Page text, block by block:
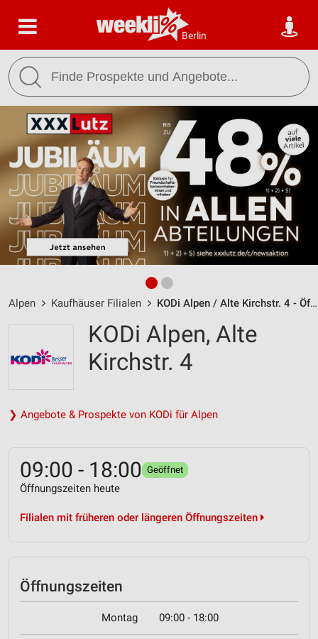
Berlin
Alpen Kaufhäuser Filialen KODi Alpen / Alte Kirchstr. 4 - Öffnungszeiten & Adresse
KODi Alpen, Alte
Kirchstr. 4
❯ Angebote & Prospekte von KODi für Alpen
09:00 - 18:00 Geöffnet
Öffnungszeiten heute
Filialen mit früheren oder längeren Öffnungszeiten
Öffnungszeiten
Montag 09:00 - 18:00